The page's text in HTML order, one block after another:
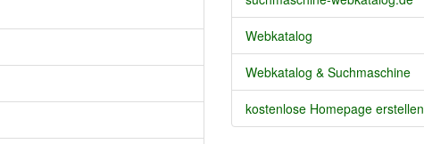
Webkatalog
Webkatalog & Suchmaschine
kostenlose Homepage erstellen